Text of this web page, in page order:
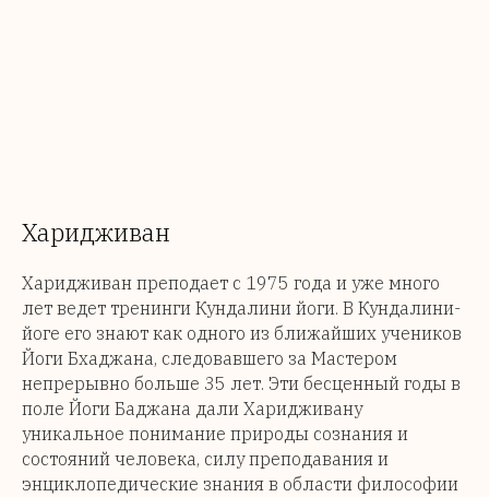
Харидживан
Харидживан преподает с 1975 года и уже много
лет ведет тренинги Кундалини йоги. В Кундалини-
йоге его знают как одного из ближайших учеников
Йоги Бхаджана, следовавшего за Мастером
непрерывно больше 35 лет. Эти бесценный годы в
поле Йоги Баджана дали Харидживану
уникальное понимание природы сознания и
состояний человека, силу преподавания и
энциклопедические знания в области философии